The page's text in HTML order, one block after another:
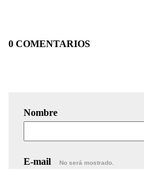
0 COMENTARIOS
Nombre
E-mail No será mostrado.